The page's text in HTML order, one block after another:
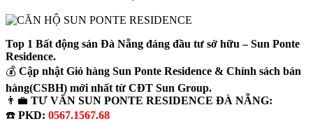
Top 1 Bất động sản Đà Nẵng đáng đầu tư sở hữu – Sun Ponte
Residence.
💰 Cập nhật Giỏ hàng Sun Ponte Residence & Chính sách bán
hàng(CSBH) mới nhất từ CĐT Sun Group.
👨‍💼 TƯ VẤN SUN PONTE RESIDENCE ĐÀ NẴNG:
☎️ PKD: 0567.1567.68